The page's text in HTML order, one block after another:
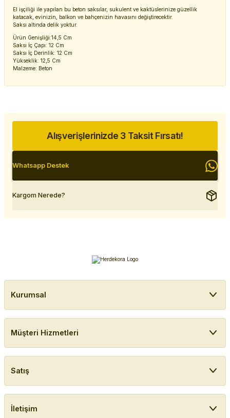
El işçiliği ile yapılan bu beton saksılar, sukulent ve kaktüslerinize güzellik
katacak, evinizin, balkon ve bahçenizin havasını değiştirecektir.
Saksı altında delik yoktur.
Ürün Genişliği:14,5 Cm
Saksı İç Çapı: 12 Cm
Saksı İç Derinlik: 12 Cm
Yükseklik: 12,5 Cm
Malzeme: Beton
Alışverişlerinizde 3 Taksit Fırsatı!
Whatsapp Destek
Kargom Nerede?
Kurumsal
Müşteri Hizmetleri
Satış
İletişim